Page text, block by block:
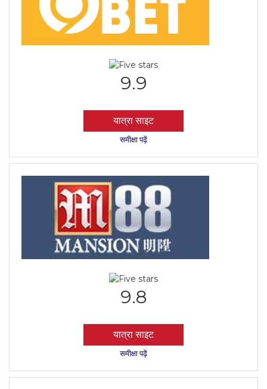
9.9
यात्रा साइट
समीक्षा पढ़ें
9.8
यात्रा साइट
समीक्षा पढ़ें